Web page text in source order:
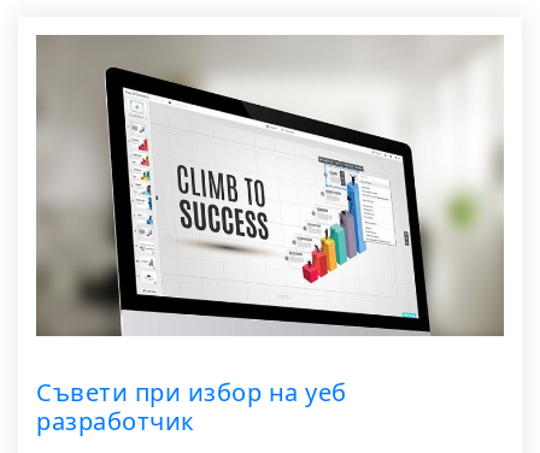
Съвети при избор на уеб
разработчик